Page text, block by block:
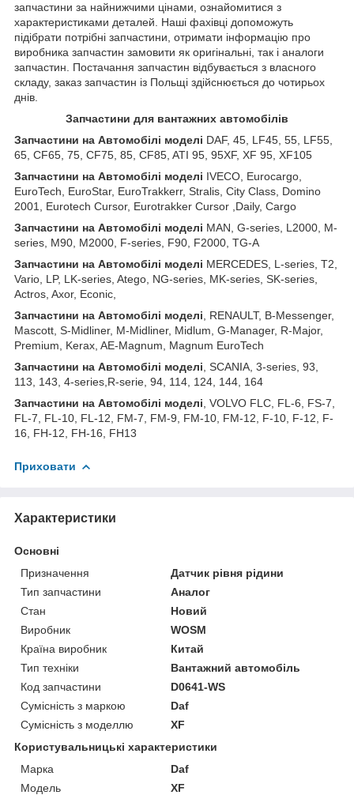
запчастини за найнижчими цінами, ознайомитися з
характеристиками деталей. Наші фахівці допоможуть
підібрати потрібні запчастини, отримати інформацію про
виробника запчастин замовити як оригінальні, так і аналоги
запчастин. Постачання запчастин відбувається з власного
складу, заказ запчастин із Польщі здійснюється до чотирьох
днів.
Запчастини для вантажних автомобілів
Запчастини на Автомобілі моделі DAF, 45, LF45, 55, LF55,
65, CF65, 75, CF75, 85, CF85, ATI 95, 95XF, XF 95, XF105
Запчастини на Автомобілі моделі IVECO, Eurocargo,
EuroTech, EuroStar, EuroTrakkerr, Stralis, City Class, Domino
2001, Eurotech Cursor, Eurotrakker Cursor ,Daily, Cargo
Запчастини на Автомобілі моделі MAN, G-series, L2000, M-
series, M90, M2000, F-series, F90, F2000, TG-A
Запчастини на Автомобілі моделі MERCEDES, L-series, T2,
Vario, LP, LK-series, Atego, NG-series, MK-series, SK-series,
Actros, Axor, Econic,
Запчастини на Автомобілі моделі , RENAULT, B-Messenger,
Mascott, S-Midliner, M-Midliner, Midlum, G-Manager, R-Major,
Premium, Kerax, AE-Magnum, Magnum EuroTech
Запчастини на Автомобілі моделі , SCANIA, 3-series, 93,
113, 143, 4-series,R-serie, 94, 114, 124, 144, 164
Запчастини на Автомобілі моделі , VOLVO FLC, FL-6, FS-7,
FL-7, FL-10, FL-12, FM-7, FM-9, FM-10, FM-12, F-10, F-12, F-
16, FH-12, FH-16, FH13
Приховати
Характеристики
Основні
Призначення
Датчик рівня рідини
Тип запчастини
Аналог
Стан
Новий
Виробник
WOSM
Країна виробник
Китай
Тип техніки
Вантажний автомобіль
Код запчастини
D0641-WS
Сумісність з маркою
Daf
Сумісність з моделлю
XF
Користувальницькі характеристики
Марка
Daf
Модель
XF